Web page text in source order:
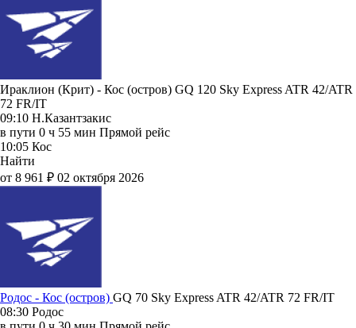
Ираклион (Крит) - Кос (остров) GQ 120 Sky Express ATR 42/ATR
72 FR/IT
09:10 Н.Казантзакис
в пути 0 ч 55 мин Прямой рейс
10:05 Кос
Найти
от 8 961 ₽ 02 октября 2026
Родос - Кос (остров) GQ 70 Sky Express ATR 42/ATR 72 FR/IT
08:30 Родос